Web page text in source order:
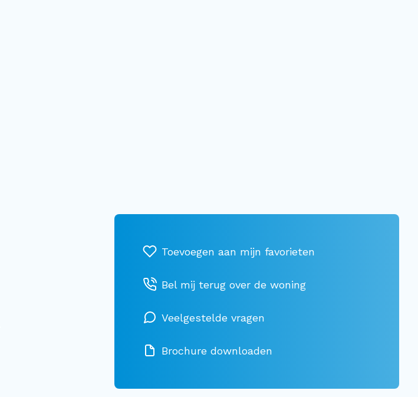
Bel mij terug over de woning
Veelgestelde vragen
Brochure downloaden